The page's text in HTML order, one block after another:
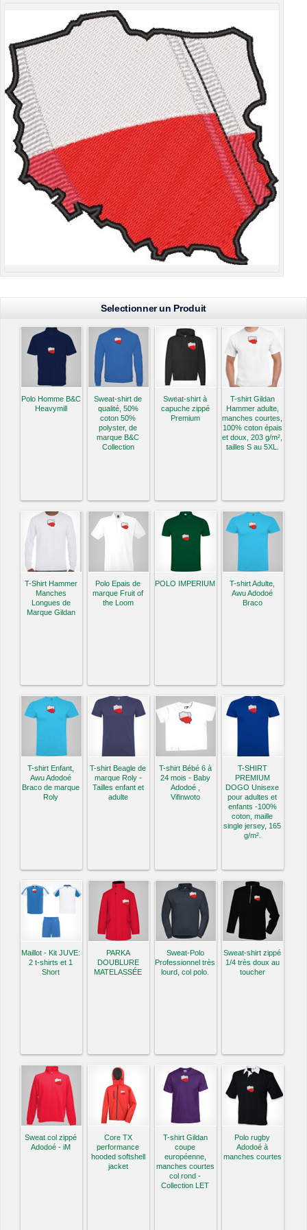
Selectionner un Produit
Polo Homme B&C
Heavymill
Sweat-shirt de
qualité, 50%
coton 50%
polyster, de
marque B&C
Collection
Sweat-shirt à
capuche zippé
Premium
T-shirt Gildan
Hammer adulte,
manches courtes,
100% coton épais
et doux, 203 g/m²,
tailles S au 5XL.
T-Shirt Hammer
Manches
Longues de
Marque Gildan
Polo Epais de
marque Fruit of
the Loom
POLO IMPERIUM
T-shirt Adulte,
Awu Adodoé
Braco
T-shirt Enfant,
Awu Adodoé
Braco de marque
Roly
T-shirt Beagle de
marque Roly -
Tailles enfant et
adulte
T-shirt Bébé 6 à
24 mois - Baby
Adodoé ,
Vifinwoto
T-SHIRT
PREMIUM
DOGO Unisexe
pour adultes et
enfants -100%
coton, maille
single jersey, 165
g/m².
Maillot - Kit JUVE:
2 t-shirts et 1
Short
PARKA
DOUBLURE
MATELASSÉE
Sweat-Polo
Professionnel très
lourd, col polo.
Sweat-shirt zippé
1/4 très doux au
toucher
Sweat col zippé
Adodoé - iM
Core TX
performance
hooded softshell
jacket
T-shirt Gildan
coupe
européenne,
manches courtes
col rond -
Collection LET
Polo rugby
Adodoé à
manches courtes